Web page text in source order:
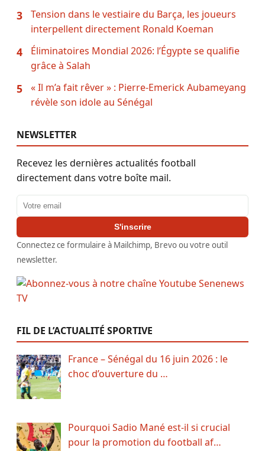
3
Tension dans le vestiaire du Barça, les joueurs
interpellent directement Ronald Koeman
4
Éliminatoires Mondial 2026: l’Égypte se qualifie
grâce à Salah
5
« Il m’a fait rêver » : Pierre-Emerick Aubameyang
révèle son idole au Sénégal
NEWSLETTER
Recevez les dernières actualités football
directement dans votre boîte mail.
Adresse email
S'inscrire
Connectez ce formulaire à Mailchimp, Brevo ou votre outil
newsletter.
FIL DE L’ACTUALITÉ SPORTIVE
France – Sénégal du 16 juin 2026 : le
choc d’ouverture du …
Pourquoi Sadio Mané est-il si crucial
pour la promotion du football af…